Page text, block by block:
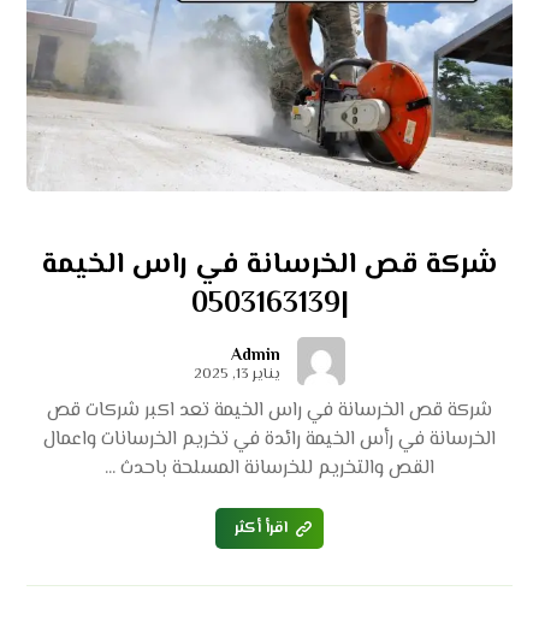
شركة قص الخرسانة في راس الخيمة
|0503163139
Admin
يناير 13, 2025
شركة قص الخرسانة في راس الخيمة تعد اكبر شركات قص
الخرسانة في رأس الخيمة رائدة في تخريم الخرسانات واعمال
القص والتخريم للخرسانة المسلحة باحدث ...
اقرأ أكثر